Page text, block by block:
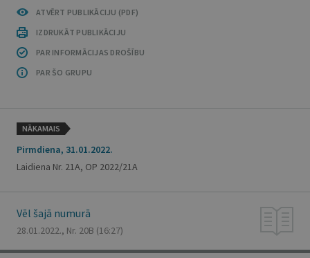
ATVĒRT PUBLIKĀCIJU (PDF)
IZDRUKĀT PUBLIKĀCIJU
PAR INFORMĀCIJAS DROŠĪBU
PAR ŠO GRUPU
NĀKAMAIS
Pirmdiena, 31.01.2022.
Laidiena Nr. 21A, OP 2022/21A
Vēl šajā numurā
28.01.2022., Nr. 20B (16:27)